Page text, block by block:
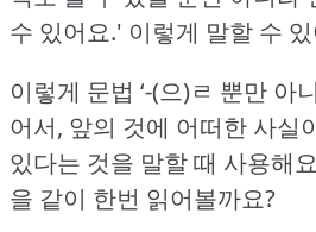
수 있어요.' 이렇게 말할 수
이렇게 문법 ‘-(으)ㄹ 뿐만 아
어서, 앞의 것에 어떠한 사실
있다는 것을 말할 때 사용해
을 같이 한번 읽어볼까요?